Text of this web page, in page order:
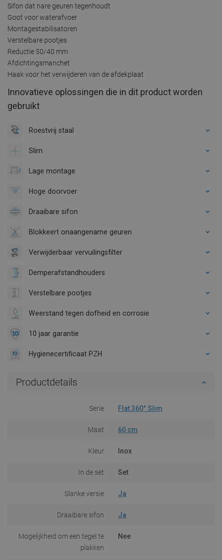
Sifon dat nare geuren tegenhoudt
Goot voor waterafvoer
Montagestabilisatoren
Verstelbare pootjes
Reductie 50/40 mm
Afdichtingsmanchet
Haak voor het verwijderen van de afdekplaat
Innovatieve oplossingen die in dit product worden
gebruikt
Roestvrij staal
Slim
Lage montage
Hoge doorvoer
Draaibare sifon
Blokkeert onaangename geuren
Verwijderbaar vervuilingsfilter
Demperafstandhouders
Verstelbare pootjes
Weerstand tegen dofheid en corrosie
10 jaar garantie
Hygienecertificaat PZH
Productdetails
Serie Flat 360° Slim
Maat 60 cm
Kleur Inox
In de set Set
Slanke versie Ja
Draaibare sifon Ja
Mogelijkheid om een tegel te
plakken
Nee